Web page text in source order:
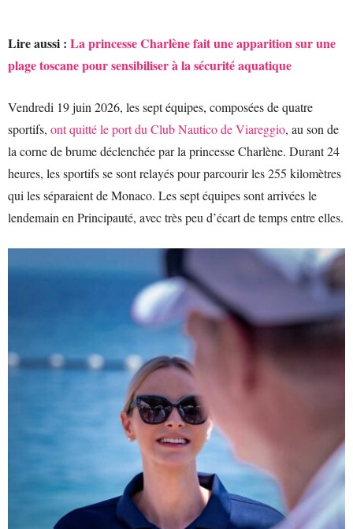
Lire aussi : La princesse Charlène fait une apparition sur une
plage toscane pour sensibiliser à la sécurité aquatique
Vendredi 19 juin 2026, les sept équipes, composées de quatre
sportifs, ont quitté le port du Club Nautico de Viareggio, au son de
la corne de brume déclenchée par la princesse Charlène. Durant 24
heures, les sportifs se sont relayés pour parcourir les 255 kilomètres
qui les séparaient de Monaco. Les sept équipes sont arrivées le
lendemain en Principauté, avec très peu d’écart de temps entre elles.